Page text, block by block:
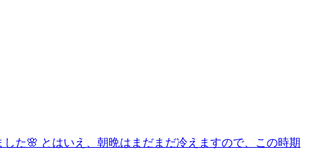
た🌸 とはいえ、朝晩はまだまだ冷えますので、この時期